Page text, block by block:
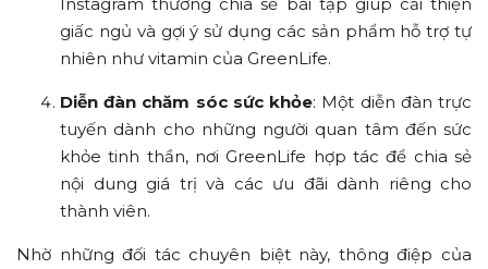
giấc ngủ và gợi ý sử dụng các sản phẩm hỗ trợ tự
nhiên như vitamin của GreenLife.
Diễn đàn chăm sóc sức khỏe: Một diễn đàn trực
tuyến dành cho những người quan tâm đến sức
khỏe tinh thần, nơi GreenLife hợp tác để chia sẻ
nội dung giá trị và các ưu đãi dành riêng cho
thành viên.
Nhờ những đối tác chuyên biệt này, thông điệp của